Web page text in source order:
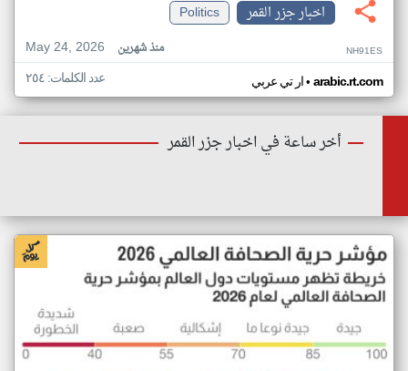
اخبار جزر القمر
Politics
May 24, 2026
منذ شهرين NH91ES
ار تي عربي• arabic.rt.com عدد الكلمات: ٢٥٤
أخر ساعة في اخبار جزر القمر